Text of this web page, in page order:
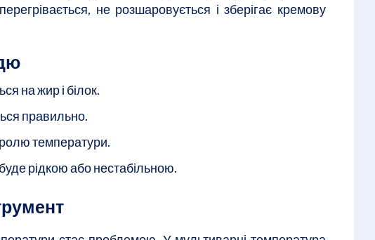
не розшаровується і зберігає кремову
на жир і білок.
правильно.
температури.
рідкою або нестабільною.